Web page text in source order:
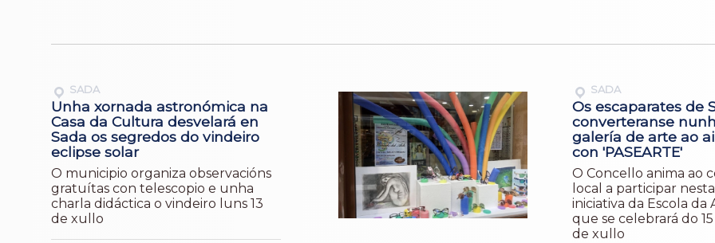
SADA
Unha xornada astronómica na
Casa da Cultura desvelará en
Sada os segredos do vindeiro
eclipse solar
O municipio organiza observacións
gratuítas con telescopio e unha
charla didáctica o vindeiro luns 13
de xullo
SADA
Os escaparates de
converteranse
galería de arte ao
con 'PASEARTE'
O Concello anima ao
local a participar nesta
iniciativa da Escola da
que se celebrará do 15
de xullo